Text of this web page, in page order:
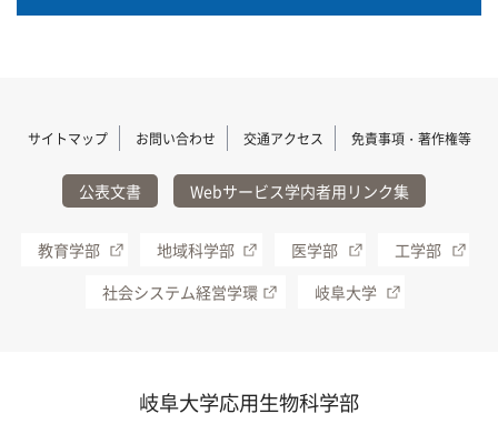
サイトマップ お問い合わせ 交通アクセス 免責事項・著作権等
公表文書 Webサービス学内者用リンク集
教育学部 地域科学部 医学部
工学部
社会システム経営学環
岐阜大学
岐阜大学応用生物科学部